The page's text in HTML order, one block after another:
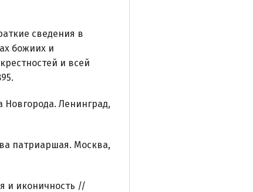
сведения в
божиих и
и всей
Новгорода. Ленинград,
патриаршая. Москва,
и иконичность //